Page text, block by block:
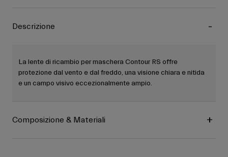
Descrizione
La lente di ricambio per maschera Contour RS offre
protezione dal vento e dal freddo, una visione chiara e nitida
e un campo visivo eccezionalmente ampio.
Composizione & Materiali